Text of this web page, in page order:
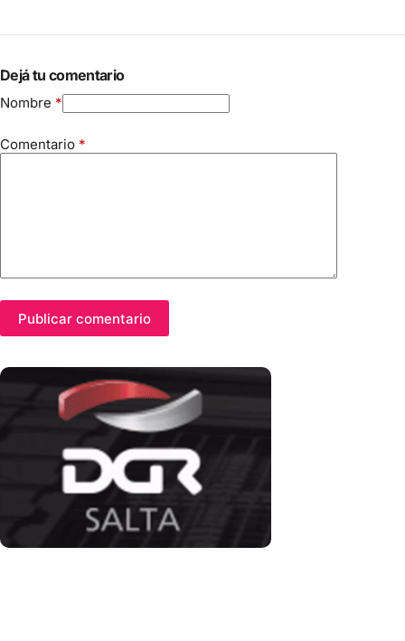
Dejá tu comentario
Nombre *
Comentario *
Publicar comentario